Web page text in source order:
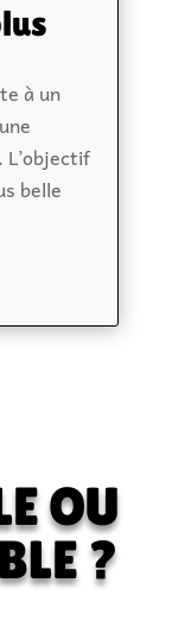
à un
L’objectif
belle
OU
?